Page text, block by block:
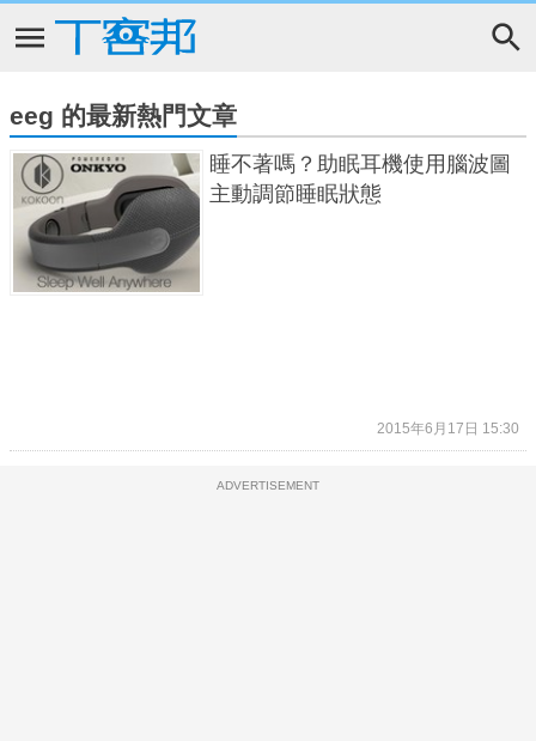
eeg 的最新熱門文章
睡不著嗎？助眠耳機使用腦波圖
主動調節睡眠狀態
2015年6月17日 15:30
ADVERTISEMENT